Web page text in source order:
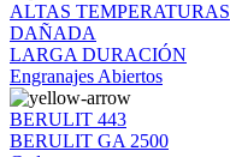
ALTAS TEMPERATURAS
DAÑADA
LARGA DURACIÓN
Engranajes Abiertos
BERULIT 443
BERULIT GA 2500